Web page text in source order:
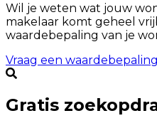
Wil je weten wat jouw
makelaar komt geheel
waardebepaling van je
Vraag een
Gratis